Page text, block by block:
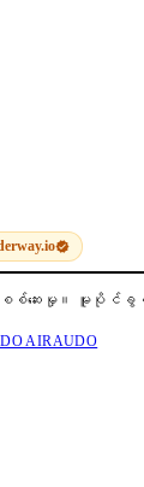
င်းစစ်ဆေးမှု။ မူပို
AIRAUDO